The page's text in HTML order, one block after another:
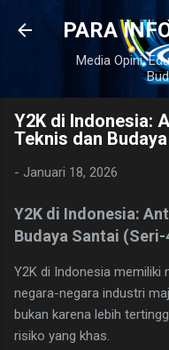
PARA
Media Opini,
Y2K di Indonesia:
Teknis dan
- Januari 18, 2026
Y2K di Indonesia:
Budaya Santai (Seri-
Y2K di Indonesia memiliki
negara-negara industri
bukan karena lebih
risiko yang khas.